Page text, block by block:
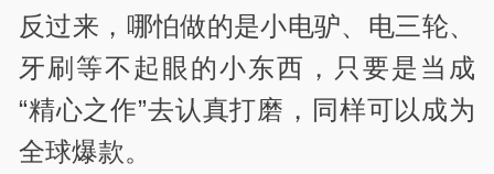
反过来，哪怕做的是小电驴、电三轮、
牙刷等不起眼的小东西，只要是当成
“精心之作”去认真打磨，同样可以成为
全球爆款。